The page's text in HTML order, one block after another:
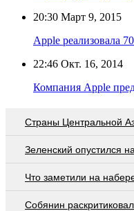
20:30 Март 9, 2015
Apple реализовала
22:46 Окт. 16, 2014
Компания Apple
Страны Центральной
Зеленский опустился
Что заметили на
Собянин